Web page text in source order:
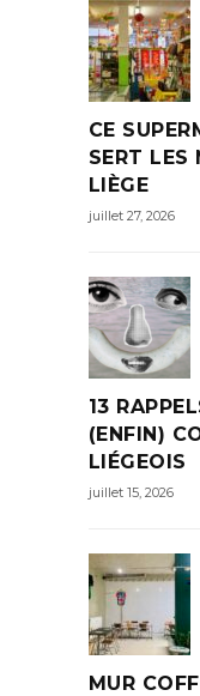
CE
SERT LES
LIÈGE
juillet 27, 2026
13
(ENFIN)
LIÉGEOIS
juillet 15, 2026
MUR